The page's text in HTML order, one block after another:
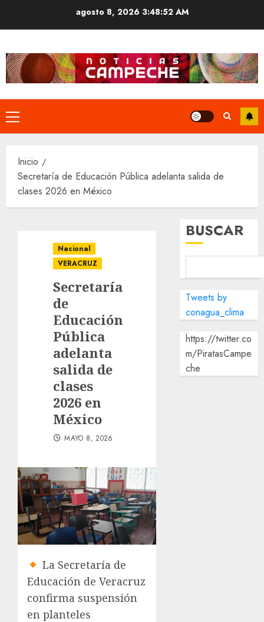
agosto 8, 2026 3:48:53 AM
Menú
principal
Inicio
Secretaría de Educación Pública adelanta salida de
clases 2026 en México
Nacional
VERACRUZ
Secretaría
de
Educación
Pública
adelanta
salida de
clases
2026 en
México
MAYO 8, 2026
La Secretaría de
Educación de Veracruz
confirma suspensión
en planteles
BUSCAR
Tweets by
conagua_clima
https://twitter.co
m/PiratasCampe
che